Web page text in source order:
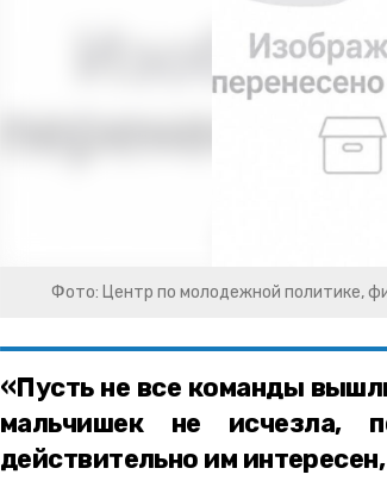
Фото: Центр по молодежной политике,
«Пусть не все команды
мальчишек не исчезла,
действительно им